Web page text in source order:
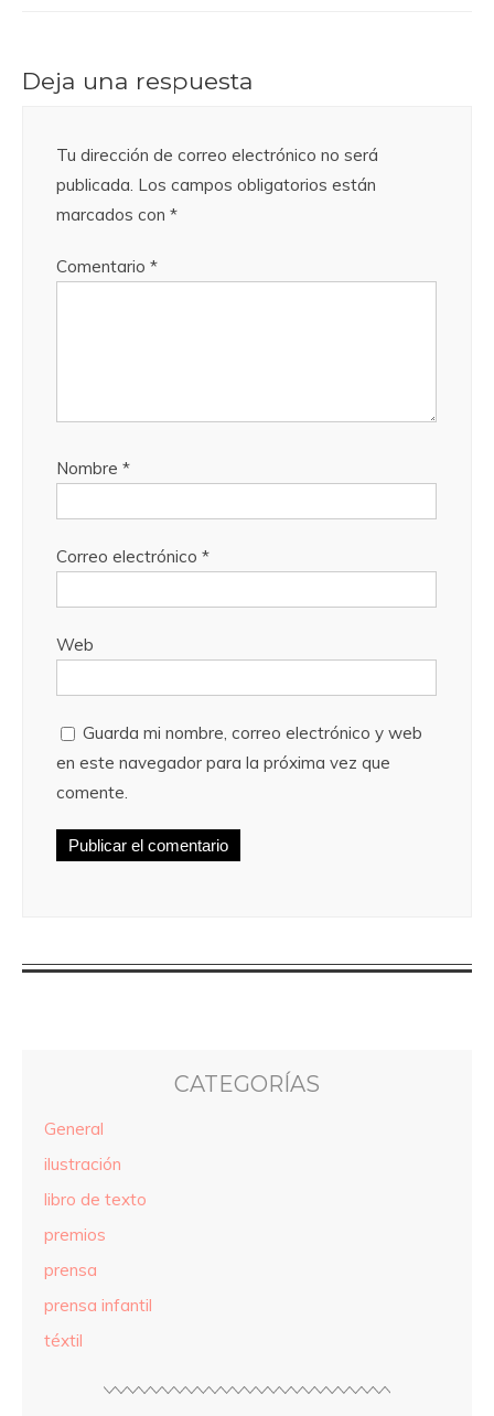
Deja una respuesta
Tu dirección de correo electrónico no será
publicada. Los campos obligatorios están
marcados con *
Comentario *
Nombre *
Correo electrónico *
Web
Guarda mi nombre, correo electrónico y web
en este navegador para la próxima vez que
comente.
CATEGORÍAS
General
ilustración
libro de texto
premios
prensa
prensa infantil
téxtil